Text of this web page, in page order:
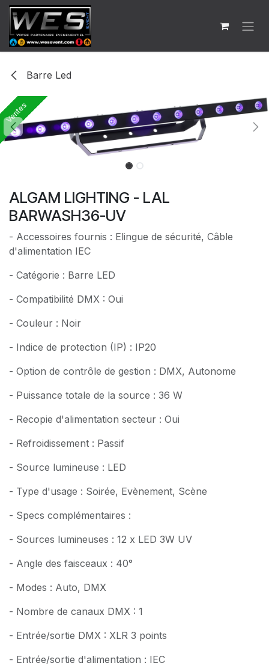
Se rendre au contenu
Barre Led
Ventes
Ventes
ALGAM LIGHTING - LAL
BARWASH36-UV
- Accessoires fournis : Elingue de sécurité, Câble
d'alimentation IEC
- Catégorie : Barre LED
- Compatibilité DMX : Oui
- Couleur : Noir
- Indice de protection (IP) : IP20
- Option de contrôle de gestion : DMX, Autonome
- Puissance totale de la source : 36 W
- Recopie d'alimentation secteur : Oui
- Refroidissement : Passif
- Source lumineuse : LED
- Type d'usage : Soirée, Evènement, Scène
- Specs complémentaires :
- Sources lumineuses : 12 x LED 3W UV
- Angle des faisceaux : 40°
- Modes : Auto, DMX
- Nombre de canaux DMX : 1
- Entrée/sortie DMX : XLR 3 points
- Entrée/sortie d'alimentation : IEC